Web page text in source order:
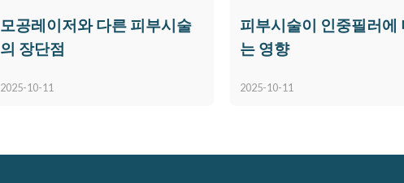
모공레이저와 다른 피부시술
의 장단점
2025-10-11
피부시술이 인중필러에
는 영향
2025-10-11